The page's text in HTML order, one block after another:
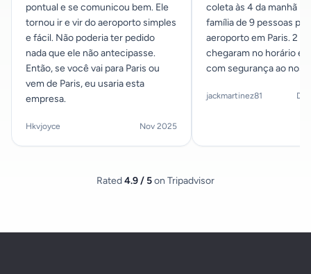
pontual e se comunicou bem. Ele
tornou ir e vir do aeroporto simples
e fácil. Não poderia ter pedido
nada que ele não antecipasse.
Então, se você vai para Paris ou
vem de Paris, eu usaria esta
empresa.
Hkvjoyce Nov 2025
coleta às 4 da manhã
família de 9 pessoas
aeroporto em Paris. 2
chegaram no horário e
com segurança ao
jackmartinez81
Rated4.9 / 5on Tripadvisor